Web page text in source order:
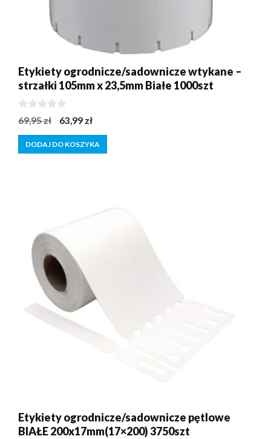
Etykiety ogrodnicze/sadownicze wtykane –
strzałki 105mm x 23,5mm Białe 1000szt
0
z
5
69,95zł
Pierwotna
cena
wynosiła:
63,99 złAktualna
cena
wynosi:
DODAJ DO KOSZYKA
Etykiety ogrodnicze/sadownicze pętlowe
BIAŁE 200x17mm(17×200) 3750szt